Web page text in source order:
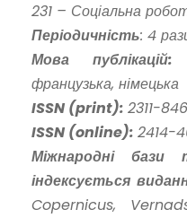
231 – Соціальна
Періодичність: 4
Мова публікацій:
французька, німецька
ISSN (print): 2311-
ISSN (online): 2414-
Міжнародні
індексується
Copernicus,